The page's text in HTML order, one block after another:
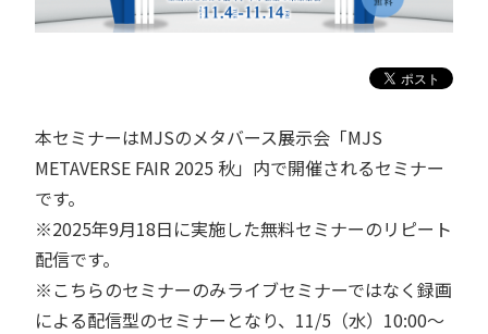
本セミナーはMJSのメタバース展示会「MJS
METAVERSE FAIR 2025 秋」内で開催されるセミナー
です。
※2025年9月18日に実施した無料セミナーのリピート
配信です。
※こちらのセミナーのみライブセミナーではなく録画
による配信型のセミナーとなり、11/5（水）10:00～